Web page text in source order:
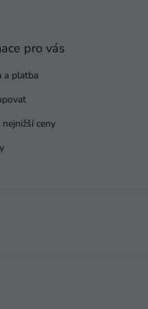
pro vás
a platba
nejnižší ceny